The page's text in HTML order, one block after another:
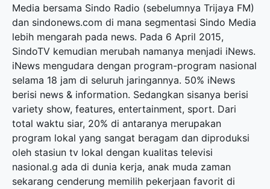
Media bersama Sindo Radio (sebelumnya Trijaya FM)
dan sindonews.com di mana segmentasi Sindo Media
lebih mengarah pada news. Pada 6 April 2015,
SindoTV kemudian merubah namanya menjadi iNews.
iNews mengudara dengan program-program nasional
selama 18 jam di seluruh jaringannya. 50% iNews
berisi news & information. Sedangkan sisanya berisi
variety show, features, entertainment, sport. Dari
total waktu siar, 20% di antaranya merupakan
program lokal yang sangat beragam dan diproduksi
oleh stasiun tv lokal dengan kualitas televisi
nasional.g ada di dunia kerja, anak muda zaman
sekarang cenderung memilih pekerjaan favorit di